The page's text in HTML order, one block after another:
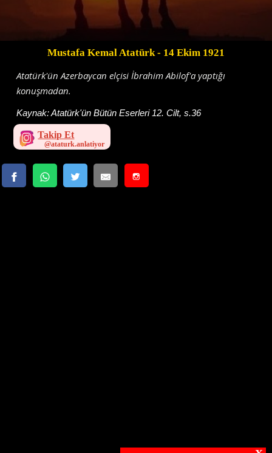
Mustafa Kemal Atatürk- 14 Ekim 1921
Atatürk'ün Azerbaycan elçisi İbrahim Abilof'a yaptığı
konuşmadan.
Kaynak:Atatürk'ün Bütün Eserleri 12. Cilt, s.36
Takip Et